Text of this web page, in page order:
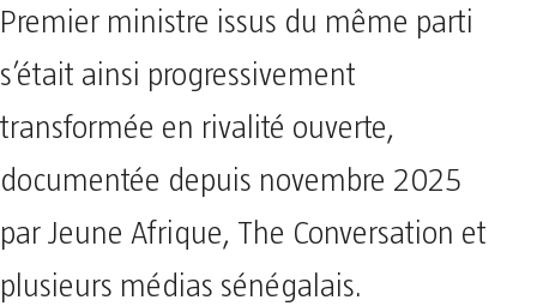
Premier ministre issus du même parti
s’était ainsi progressivement
transformée en rivalité ouverte,
documentée depuis novembre 2025
par Jeune Afrique, The Conversation et
plusieurs médias sénégalais.